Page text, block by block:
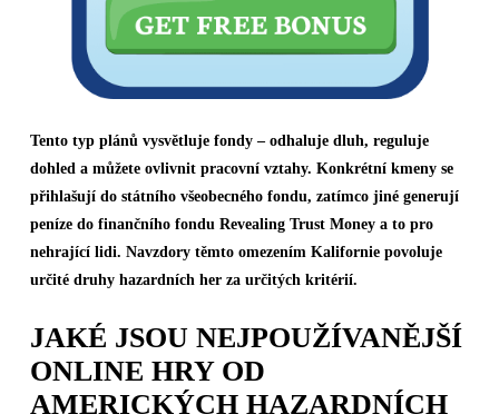
Tento typ plánů vysvětluje fondy – odhaluje dluh, reguluje
dohled a můžete ovlivnit pracovní vztahy. Konkrétní kmeny se
přihlašují do státního všeobecného fondu, zatímco jiné generují
peníze do finančního fondu Revealing Trust Money a to pro
nehrající lidi. Navzdory těmto omezením Kalifornie povoluje
určité druhy hazardních her za určitých kritérií.
JAKÉ JSOU NEJPOUŽÍVANĚJŠÍ
ONLINE HRY OD
AMERICKÝCH HAZARDNÍCH